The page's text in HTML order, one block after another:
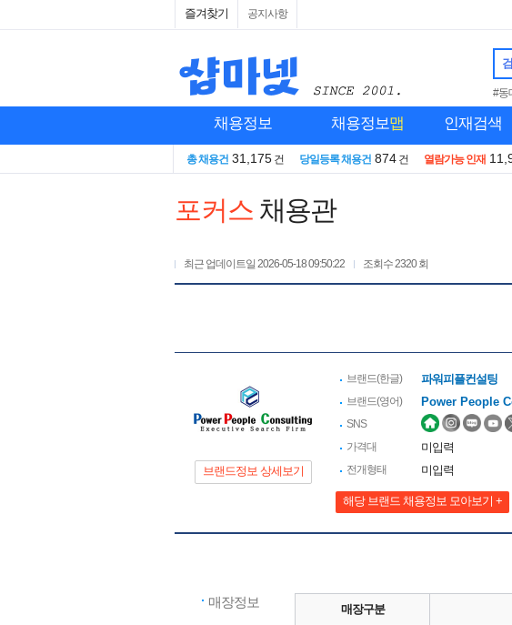
즐겨찾기 공지사항
#동
채용정보 채용정보맵 인재검색
총 채용건 31,175 건 당일등록 채용건 874 건 열람가능 인재
포커스 채용관
최근 업데이트일 2026-05-18 09:50:22 조회수2320 회
브랜드정보 상세보기
브랜드(한글) 파워피플컨설팅
브랜드(영어) Power People
SNS
가격대
미입력
전개형태 미입력
해당 브랜드 채용정보 모아보기 +
매장정보 매장구분